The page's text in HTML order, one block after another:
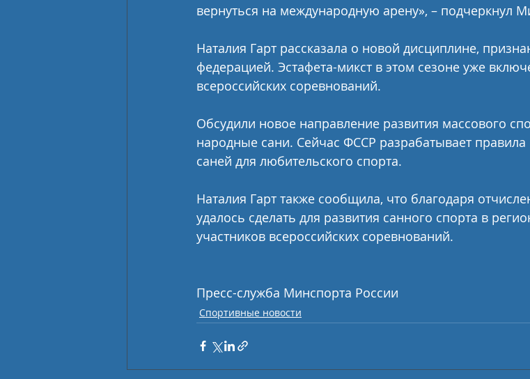
вернуться на международную арену», – подчеркнул
Наталия Гарт рассказала о новой дисциплине,
федерацией. Эстафета-микст в этом сезоне уже
всероссийских соревнований.
Обсудили новое направление развития массового
народные сани. Сейчас ФССР разрабатывает правила
саней для любительского спорта.
Наталия Гарт также сообщила, что благодаря
удалось сделать для развития санного спорта в
участников всероссийских соревнований.
Пресс-служба Минспорта России
Спортивные новости